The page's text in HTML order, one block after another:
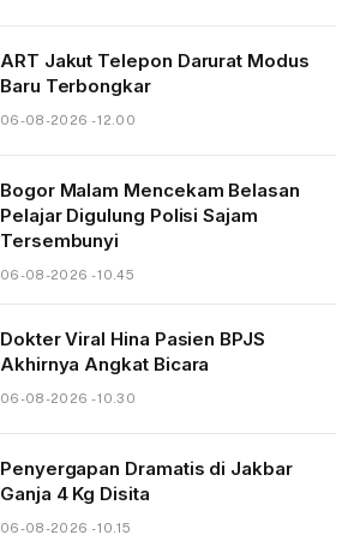
ART Jakut Telepon Darurat Modus
Baru Terbongkar
06-08-2026 - 12.00
Bogor Malam Mencekam Belasan
Pelajar Digulung Polisi Sajam
Tersembunyi
06-08-2026 - 10.45
Dokter Viral Hina Pasien BPJS
Akhirnya Angkat Bicara
06-08-2026 - 10.30
Penyergapan Dramatis di Jakbar
Ganja 4 Kg Disita
06-08-2026 - 10.15